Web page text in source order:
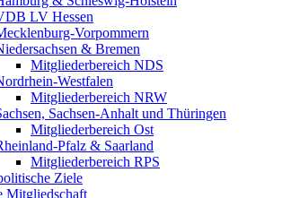
LV Hessen
Vorpommern
& Bremen
Mitgliederbereich NDS
Westfalen
Mitgliederbereich NRW
Sachsen-Anhalt und Thüringen
Mitgliederbereich Ost
Pfalz & Saarland
Mitgliederbereich RPS
Ziele
Mitgliedschaft